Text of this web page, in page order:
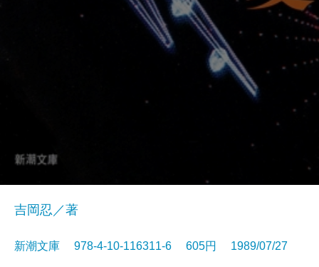
吉岡忍／著
新潮文庫 978-4-10-116311-6 605円 1989/07/27